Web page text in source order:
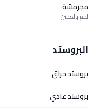
مجرمشة
لحم بالعجين
البروستد
بروستد حراق
بروستد عادي